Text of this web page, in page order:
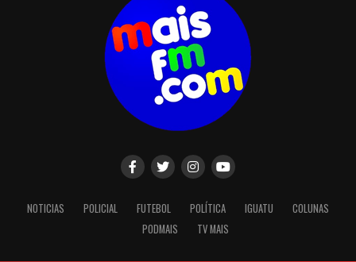
NOTICIAS POLICIAL FUTEBOL POLÍTICA IGUATU
COLUNAS
PODMAIS
TV MAIS